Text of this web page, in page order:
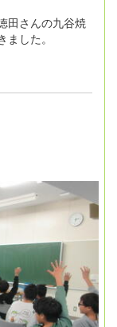
田さんの九谷焼
した。